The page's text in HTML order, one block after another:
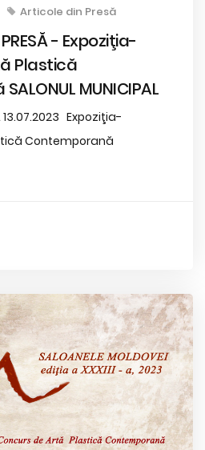
Articole din Presă
- Expoziţia-
Plastică
MUNICIPAL
13.07.2023 Expoziţia-
Contemporană